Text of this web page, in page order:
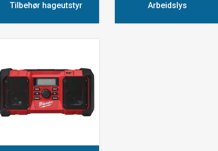
Tilbehør hageutstyr Arbeidslys